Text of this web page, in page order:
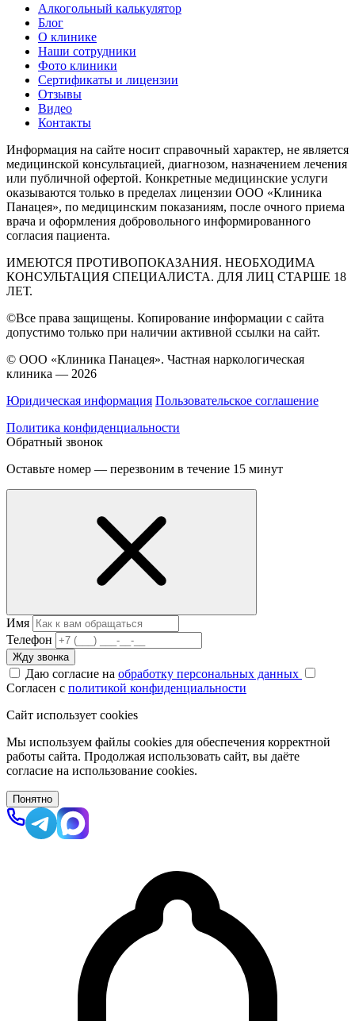
Алкогольный калькулятор
Блог
О клинике
Наши сотрудники
Фото клиники
Сертификаты и лицензии
Отзывы
Видео
Контакты
Информация на сайте носит справочный характер, не является
медицинской консультацией, диагнозом, назначением лечения
или публичной офертой. Конкретные медицинские услуги
оказываются только в пределах лицензии ООО «Клиника
Панацея», по медицинским показаниям, после очного приема
врача и оформления добровольного информированного
согласия пациента.
ИМЕЮТСЯ ПРОТИВОПОКАЗАНИЯ. НЕОБХОДИМА
КОНСУЛЬТАЦИЯ СПЕЦИАЛИСТА. ДЛЯ ЛИЦ СТАРШЕ 18
ЛЕТ.
©Все права защищены. Копирование информации с сайта
допустимо только при наличии активной ссылки на сайт.
© ООО «Клиника Панацея». Частная наркологическая
клиника — 2026
Юридическая информация Пользовательское соглашение
Политика конфиденциальности
Обратный звонок
Оставьте номер — перезвоним в течение 15 минут
Имя
Телефон
Жду звонка
Даю согласие на обработку персональных данных
Согласен с политикой конфиденциальности
Сайт использует cookies
Мы используем файлы cookies для обеспечения корректной
работы сайта. Продолжая использовать сайт, вы даёте
согласие на использование cookies.
Понятно